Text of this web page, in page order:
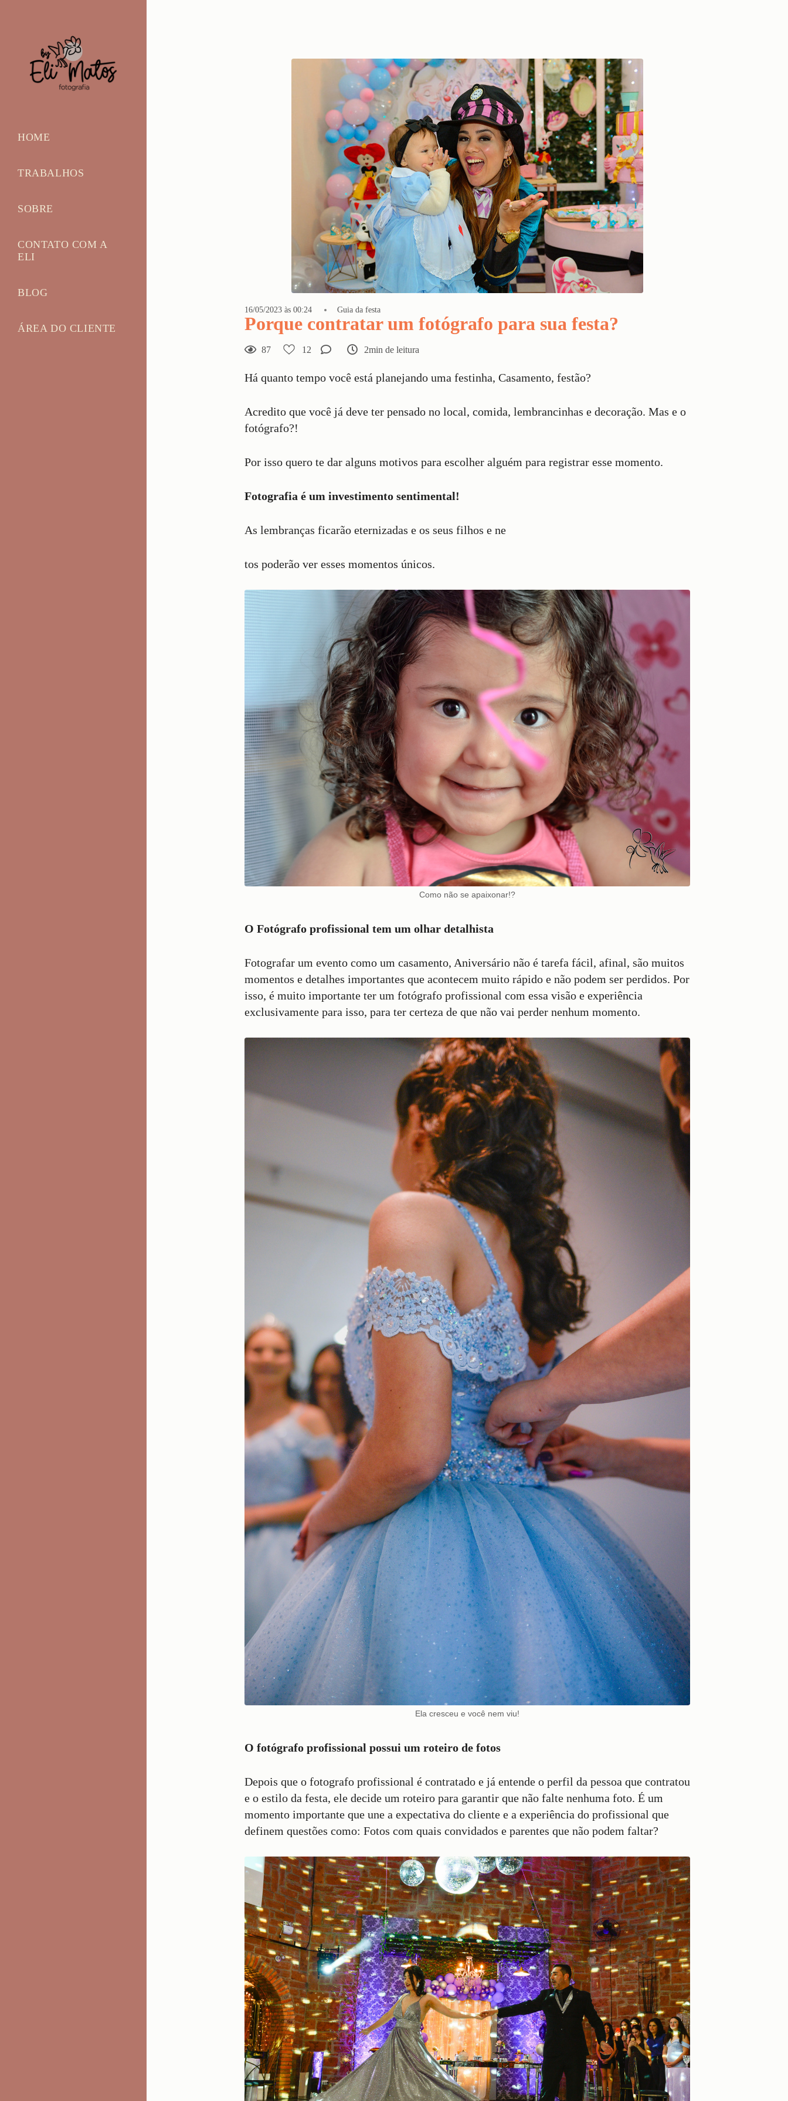
HOME
TRABALHOS
SOBRE
CONTATO COM A
ELI
BLOG
ÁREA DO CLIENTE
16/05/2023 às 00:24 Guia da festa
Porque contratar um fotógrafo para sua festa?
87 12 2min de leitura
Há quanto tempo você está planejando uma festinha, Casamento, festão?
Acredito que você já deve ter pensado no local, comida, lembrancinhas e decoração. Mas e o
fotógrafo?!
Por isso quero te dar alguns motivos para escolher alguém para registrar esse momento.
Fotografia é um investimento sentimental!
As lembranças ficarão eternizadas e os seus filhos e ne
tos poderão ver esses momentos únicos.
Como não se apaixonar!?
O Fotógrafo profissional tem um olhar detalhista
Fotografar um evento como um casamento, Aniversário não é tarefa fácil, afinal, são muitos
momentos e detalhes importantes que acontecem muito rápido e não podem ser perdidos. Por
isso, é muito importante ter um fotógrafo profissional com essa visão e experiência
exclusivamente para isso, para ter certeza de que não vai perder nenhum momento.
Ela cresceu e você nem viu!
O fotógrafo profissional possui um roteiro de fotos
Depois que o fotografo profissional é contratado e já entende o perfil da pessoa que contratou
e o estilo da festa, ele decide um roteiro para garantir que não falte nenhuma foto. É um
momento importante que une a expectativa do cliente e a experiência do profissional que
definem questões como: Fotos com quais convidados e parentes que não podem faltar?